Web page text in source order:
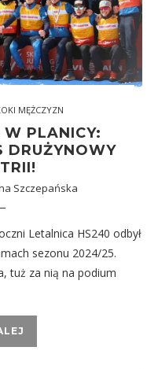
MĘŻCZYZN
W PLANICY:
DRUŻYNOWY
Szczepańska
Letalnica HS240 odbył
sezonu 2024/25.
tuż za nią na podium